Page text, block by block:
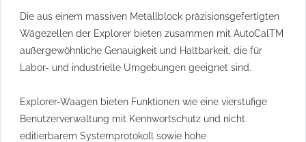
Die aus einem massiven Metallblock präzisionsgefertigten
Wägezellen der Explorer bieten zusammen mit AutoCalTM
außergewöhnliche Genauigkeit und Haltbarkeit, die für
Labor- und industrielle Umgebungen geeignet sind.
Explorer-Waagen bieten Funktionen wie eine vierstufige
Benutzerverwaltung mit Kennwortschutz und nicht
editierbarem Systemprotokoll sowie hohe